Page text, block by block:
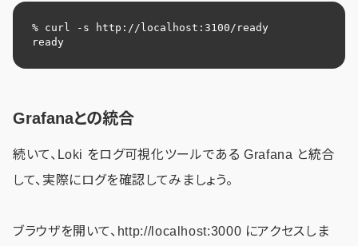
% curl -s http://localhost:3100/ready
ready
Grafanaとの統合
続いて、Loki をログ可視化ツールである Grafana と統合
して、実際にログを確認してみましょう。
ブラウザを開いて、http://localhost:3000 にアクセスしま